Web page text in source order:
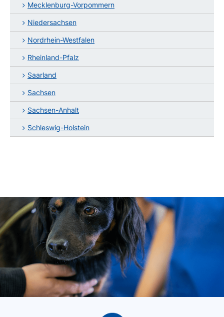
Mecklenburg-Vorpommern
Niedersachsen
Nordrhein-Westfalen
Rheinland-Pfalz
Saarland
Sachsen
Sachsen-Anhalt
Schleswig-Holstein